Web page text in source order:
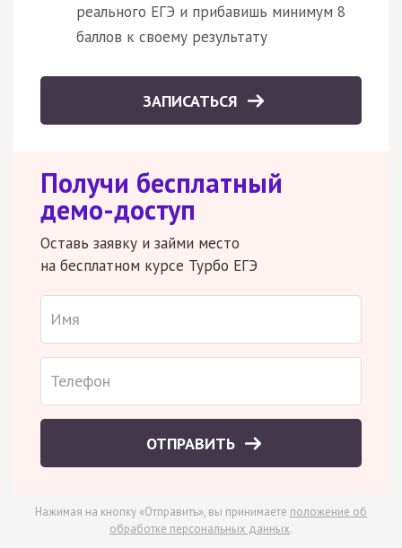
реального ЕГЭ и прибавишь минимум 8
баллов к своему результату
ЗАПИСАТЬСЯ
Получи бесплатный
демо-доступ
Оставь заявку и займи место
на бесплатном курсе Турбо ЕГЭ
ОТПРАВИТЬ
Нажимая на кнопку «Отправить», вы принимаете положение об
обработке персональных данных.